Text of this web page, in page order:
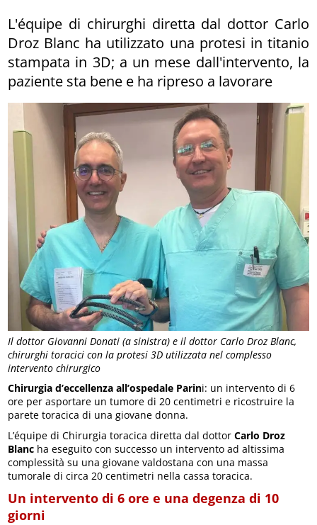
Il dottor Giovanni Donati (a sinistra) e il dottor Carlo Droz Blanc,
chirurghi toracici con la protesi 3D utilizzata nel complesso
intervento chirurgico
L'équipe di chirurghi diretta dal dottor Carlo
Droz Blanc ha utilizzato una protesi in titanio
stampata in 3D; a un mese dall'intervento, la
paziente sta bene e ha ripreso a lavorare
Chirurgia d’eccellenza all’ospedale Parini: un intervento di 6
ore per asportare un tumore di 20 centimetri e ricostruire la
parete toracica di una giovane donna.
L’équipe di Chirurgia toracica diretta dal dottorCarlo Droz
Blanc ha eseguito con successo un intervento ad altissima
complessità su una giovane valdostana con una massa
tumorale di circa 20 centimetri nella cassa toracica.
Un intervento di 6 ore e una degenza di 10
giorni